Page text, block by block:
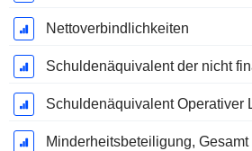
Nettoverbindlichkeiten
Schuldenäquivalent Operativer
Minderheitsbeteiligung,